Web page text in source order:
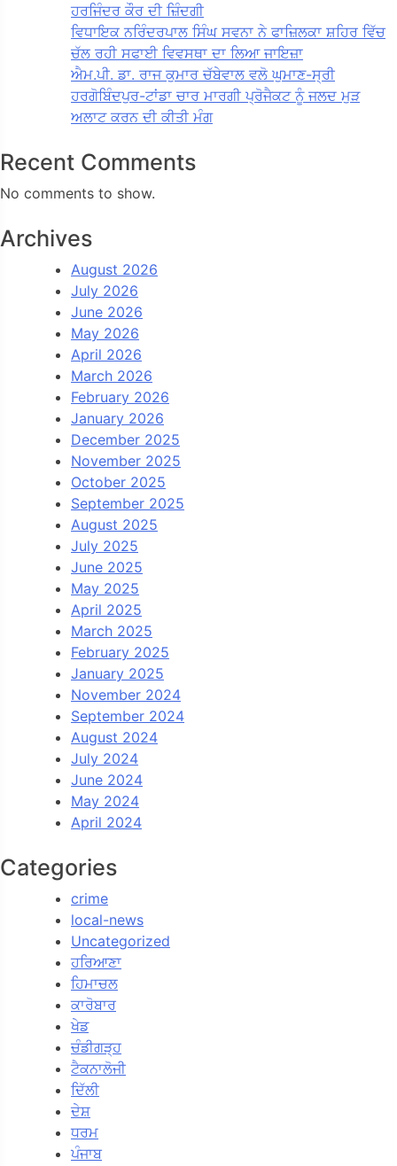
ਹਰਜਿੰਦਰ ਕੌਰ ਦੀ ਜ਼ਿੰਦਗੀ
ਵਿਧਾਇਕ ਨਰਿੰਦਰਪਾਲ ਸਿੰਘ ਸਵਨਾ ਨੇ ਫਾਜ਼ਿਲਕਾ ਸ਼ਹਿਰ ਵਿੱਚ
ਚੱਲ ਰਹੀ ਸਫਾਈ ਵਿਵਸਥਾ ਦਾ ਲਿਆ ਜਾਇਜ਼ਾ
ਐਮ.ਪੀ. ਡਾ. ਰਾਜ ਕੁਮਾਰ ਚੱਬੇਵਾਲ ਵਲੋ ਘੁਮਾਣ-ਸ੍ਰੀ
ਹਰਗੋਬਿੰਦਪੁਰ-ਟਾਂਡਾ ਚਾਰ ਮਾਰਗੀ ਪ੍ਰੋਜੈਕਟ ਨੂੰ ਜਲਦ ਮੁੜ
ਅਲਾਟ ਕਰਨ ਦੀ ਕੀਤੀ ਮੰਗ
Recent Comments
No comments to show.
Archives
August 2026
July 2026
June 2026
May 2026
April 2026
March 2026
February 2026
January 2026
December 2025
November 2025
October 2025
September 2025
August 2025
July 2025
June 2025
May 2025
April 2025
March 2025
February 2025
January 2025
November 2024
September 2024
August 2024
July 2024
June 2024
May 2024
April 2024
Categories
crime
local-news
Uncategorized
ਹਰਿਆਣਾ
ਹਿਮਾਚਲ
ਕਾਰੋਬਾਰ
ਖੇਡ
ਚੰਡੀਗੜ੍ਹ
ਟੈਕਨਾਲੋਜੀ
ਦਿੱਲੀ
ਦੇਸ਼
ਧਰਮ
ਪੰਜਾਬ